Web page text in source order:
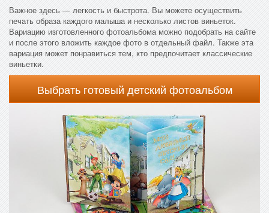
Важное здесь — легкость и быстрота. Вы можете осуществить
печать образа каждого малыша и несколько листов виньеток.
Вариацию изготовленного фотоальбома можно подобрать на сайте
и после этого вложить каждое фото в отдельный файл. Также эта
вариация может понравиться тем, кто предпочитает классические
виньетки.
Выбрать готовый детский фотоальбом